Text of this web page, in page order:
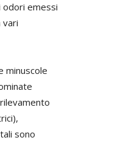
odori emessi
vari
minuscole
sono